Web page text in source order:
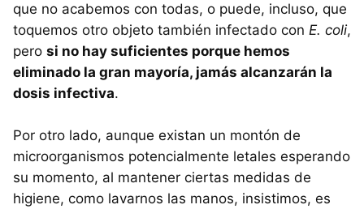
que no acabemos con todas, o puede, incluso, que
toquemos otro objeto también infectado con E. coli,
pero si no hay suficientes porque hemos
eliminado la gran mayoría, jamás alcanzarán la
dosis infectiva.
Por otro lado, aunque existan un montón de
microorganismos potencialmente letales esperando
su momento, al mantener ciertas medidas de
higiene, como lavarnos las manos, insistimos, es